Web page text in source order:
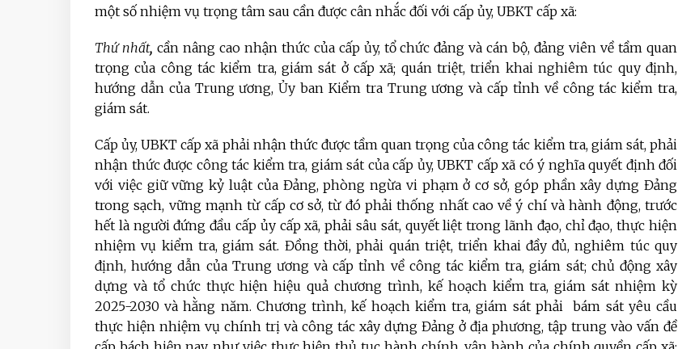
một số nhiệm vụ trọng tâm sau cần được cân nhắc đối với cấp ủy, UBKT cấp xã:
Thứ nhất, cần nâng cao nhận thức của cấp ủy, tổ chức đảng và cán bộ, đảng viên về tầm quan
trọng của công tác kiểm tra, giám sát ở cấp xã; quán triệt, triển khai nghiêm túc quy định,
hướng dẫn của Trung ương, Ủy ban Kiểm tra Trung ương và cấp tỉnh về công tác kiểm tra,
giám sát.
Cấp ủy, UBKT cấp xã phải nhận thức được tầm quan trọng của công tác kiểm tra, giám sát, phải
nhận thức được công tác kiểm tra, giám sát của cấp ủy, UBKT cấp xã có ý nghĩa quyết định đối
với việc giữ vững kỷ luật của Đảng, phòng ngừa vi phạm ở cơ sở, góp phần xây dựng Đảng
trong sạch, vững mạnh từ cấp cơ sở, từ đó phải thống nhất cao về ý chí và hành động, trước
hết là người đứng đầu cấp ủy cấp xã, phải sâu sát, quyết liệt trong lãnh đạo, chỉ đạo, thực hiện
nhiệm vụ kiểm tra, giám sát. Đồng thời, phải quán triệt, triển khai đầy đủ, nghiêm túc quy
định, hướng dẫn của Trung ương và cấp tỉnh về công tác kiểm tra, giám sát; chủ động xây
dựng và tổ chức thực hiện hiệu quả chương trình, kế hoạch kiểm tra, giám sát nhiệm kỳ
2025-2030 và hằng năm. Chương trình, kế hoạch kiểm tra, giám sát phải bám sát yêu cầu
thực hiện nhiệm vụ chính trị và công tác xây dựng Đảng ở địa phương, tập trung vào vấn đề